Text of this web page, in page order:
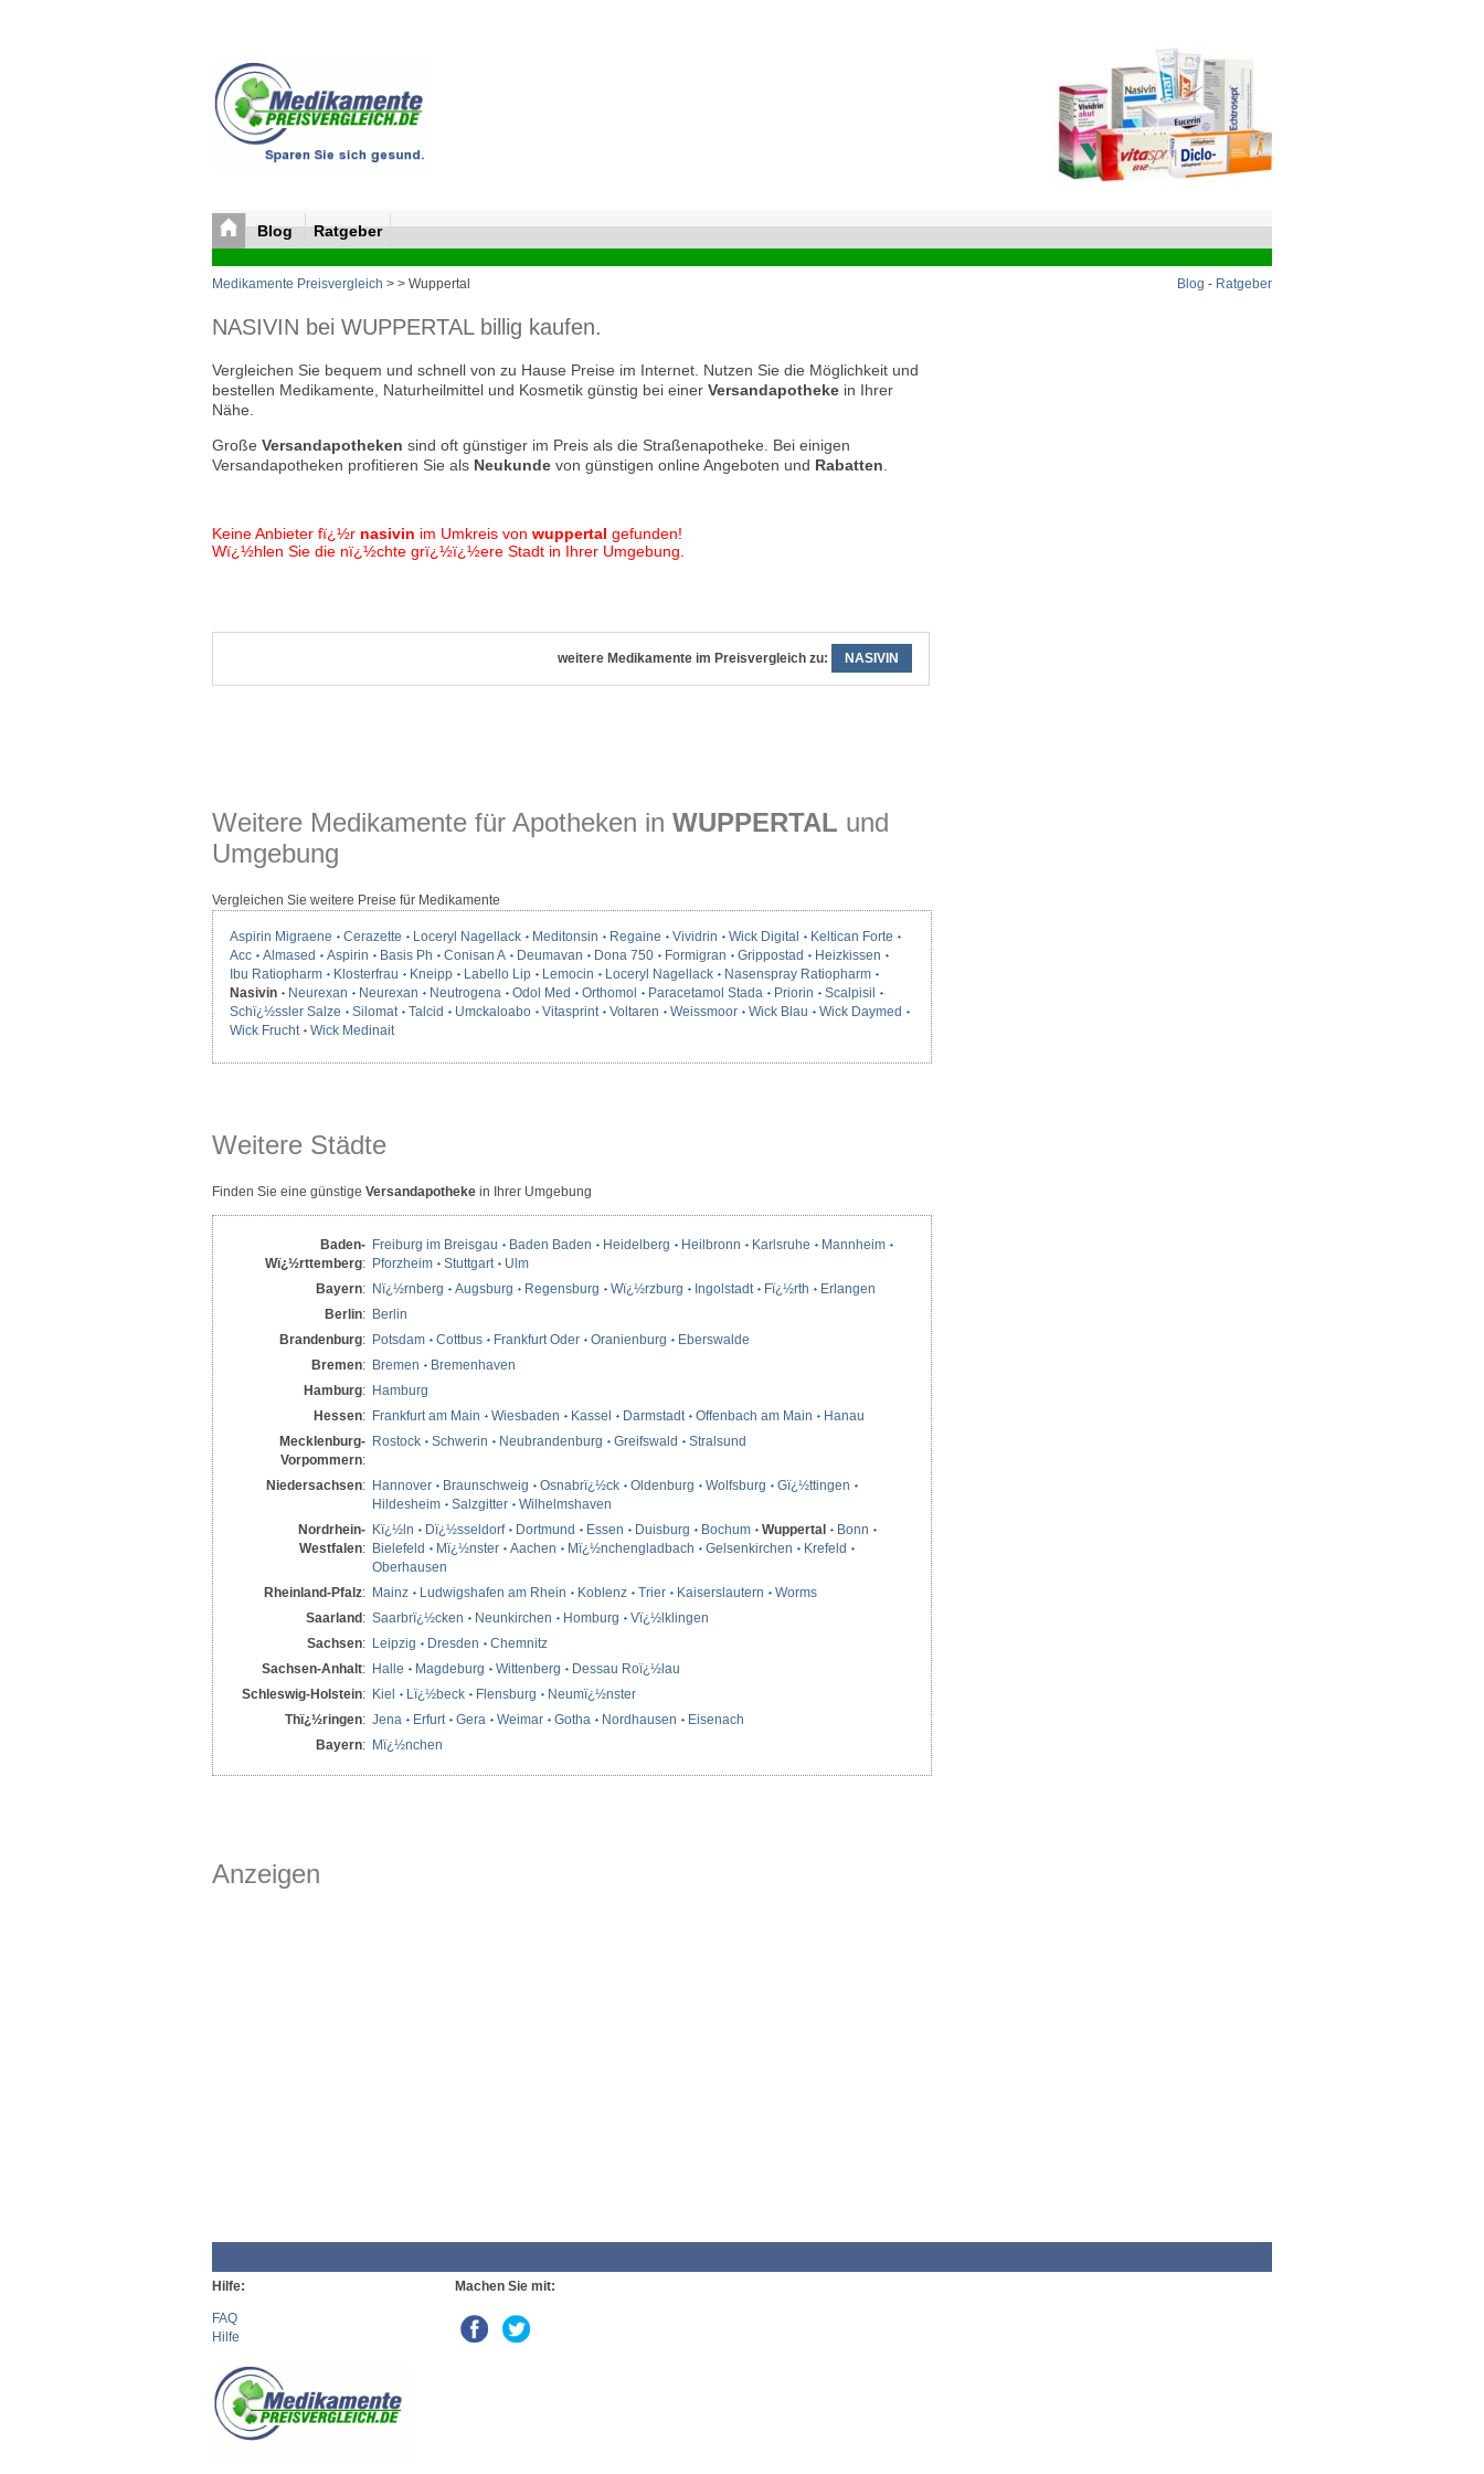
Blog Ratgeber
Medikamente Preisvergleich > > Wuppertal Blog - Ratgeber
NASIVIN bei WUPPERTAL billig kaufen.
Vergleichen Sie bequem und schnell von zu Hause Preise im Internet. Nutzen Sie die Möglichkeit und
bestellen Medikamente, Naturheilmittel und Kosmetik günstig bei einer Versandapotheke in Ihrer
Nähe.
Große Versandapotheken sind oft günstiger im Preis als die Straßenapotheke. Bei einigen
Versandapotheken profitieren Sie als Neukunde von günstigen online Angeboten und Rabatten
Keine Anbieter fï¿½r nasivin im Umkreis von wuppertal gefunden!
Wï¿½hlen Sie die nï¿½chte grï¿½ï¿½ere Stadt in Ihrer Umgebung.
weitere Medikamente im Preisvergleich zu: NASIVIN
Weitere Medikamente für Apotheken in WUPPERTAL und
Umgebung
Vergleichen Sie weitere Preise für Medikamente
Aspirin Migraene Cerazette Loceryl Nagellack Meditonsin Regaine Vividrin Wick Digital
Keltican Forte
Acc
Almased Aspirin Basis Ph Conisan A Deumavan Dona 750 Formigran Grippostad
Heizkissen
Ibu Ratiopharm
Klosterfrau Kneipp Labello Lip Lemocin Loceryl Nagellack
Nasenspray Ratiopharm
Nasivin
Neurexan Neurexan Neutrogena Odol Med Orthomol Paracetamol Stada Priorin
Scalpisil
Schï¿½ssler Salze
Silomat Talcid Umckaloabo Vitasprint Voltaren Weissmoor Wick Blau
Wick Daymed
Wick Frucht
Wick Medinait
Weitere Städte
Finden Sie eine günstige Versandapotheke in Ihrer Umgebung
Baden-
Wï¿½rttemberg:
Freiburg im Breisgau Baden Baden Heidelberg Heilbronn Karlsruhe
Mannheim
Pforzheim
Stuttgart
Ulm
Bayern: Nï¿½rnberg Augsburg Regensburg Wï¿½rzburg Ingolstadt Fï¿½rth
Erlangen
Berlin: Berlin
Brandenburg: Potsdam Cottbus Frankfurt Oder Oranienburg
Eberswalde
Bremen: Bremen
Bremenhaven
Hamburg: Hamburg
Hessen: Frankfurt am Main Wiesbaden Kassel Darmstadt Offenbach am Main
Hanau
Mecklenburg-
Vorpommern:
Rostock Schwerin Neubrandenburg Greifswald Stralsund
Niedersachsen: Hannover Braunschweig Osnabrï¿½ck Oldenburg Wolfsburg
Gï¿½ttingen
Hildesheim
Salzgitter
Wilhelmshaven
Nordrhein-
Westfalen:
Kï¿½ln Dï¿½sseldorf Dortmund Essen Duisburg Bochum Wuppertal
Bonn
Bielefeld
Mï¿½nster Aachen Mï¿½nchengladbach Gelsenkirchen
Krefeld
Oberhausen
Rheinland-Pfalz: Mainz Ludwigshafen am Rhein Koblenz Trier Kaiserslautern
Worms
Saarland: Saarbrï¿½cken Neunkirchen Homburg
Vï¿½lklingen
Sachsen: Leipzig Dresden
Chemnitz
Sachsen-Anhalt: Halle Magdeburg Wittenberg
Dessau Roï¿½lau
Schleswig-Holstein: Kiel Lï¿½beck Flensburg
Neumï¿½nster
Thï¿½ringen: Jena Erfurt Gera Weimar Gotha Nordhausen
Eisenach
Bayern: Mï¿½nchen
Anzeigen
Hilfe:
FAQ
Hilfe
Machen Sie mit: